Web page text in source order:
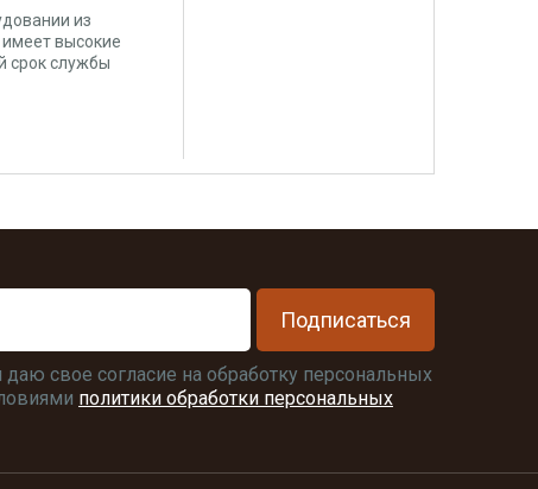
из
высокие
срок службы
Подписаться
свое согласие на обработку персональных
политики обработки персональных